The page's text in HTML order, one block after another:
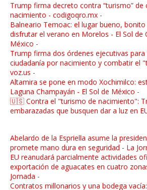
Trump firma decreto contra “turismo” de
nacimiento - codigoqro.mx -
Balneario Temoac: el lugar bueno,
disfrutar el verano en Morelos - El Sol de
México -
Trump firma dos órdenes ejecutivas para
ciudadanía por nacimiento y combatir el
voz.us -
Altamira se pone en modo Xochimilco:
Laguna Champayán - El Sol de México -
🇺🇸 Contra el "turismo de nacimiento":
embarazadas que busquen dar a luz en
Abelardo de la Espriella asume la
promete mano dura en seguridad - La
EU reanudará parcialmente actividades
exportación de aguacates en cuatro
Jornada -
Contratos millonarios y una bodega